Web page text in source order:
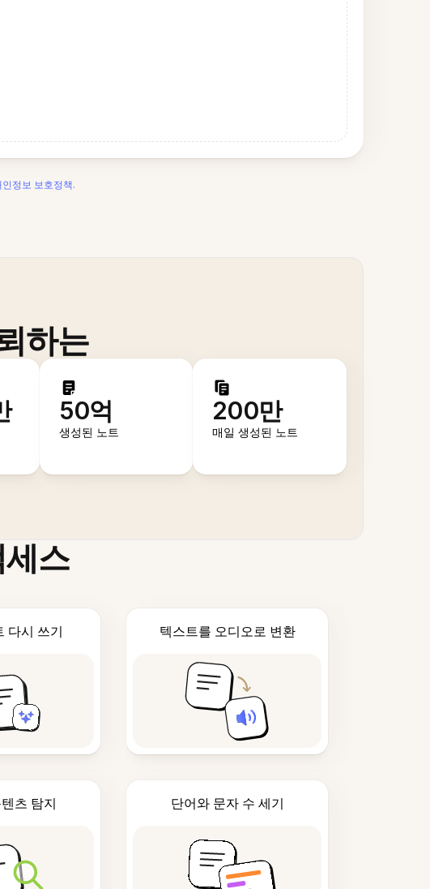
인정보 보호정책.
하는
50억
생성된 노트
200만
매일 생성된 노트
스
다시 쓰기 텍스트를 오디오로 변환
츠 탐지 단어와 문자 수 세기